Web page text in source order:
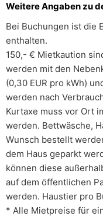
Weitere Angaben zu
Bei Buchungen ist die
enthalten.
150,- € Mietkaution
werden mit den
(0,30 EUR pro kWh)
werden nach
Kurtaxe muss vor Ort
werden. Bettwäsche,
Wunsch bestellt
dem Haus geparkt
können diese
auf dem öffentlichen
werden. Haustier pro
* Alle Mietpreise für